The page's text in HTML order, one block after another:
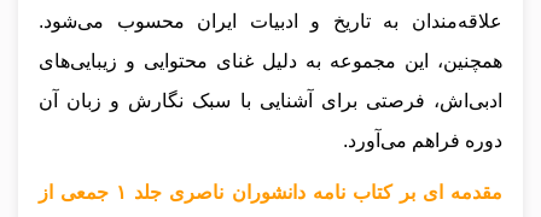
علاقه‌مندان به تاریخ و ادبیات ایران محسوب می‌شود.
همچنین، این مجموعه به دلیل غنای محتوایی و زیبایی‌های
ادبی‌اش، فرصتی برای آشنایی با سبک نگارش و زبان آن
دوره فراهم می‌آورد.
مقدمه ای بر کتاب نامه دانشوران ناصری جلد ۱ جمعی از